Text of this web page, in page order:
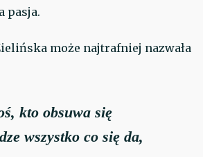
pasja.
może najtrafniej nazwała
kto obsuwa się
wszystko co się da,